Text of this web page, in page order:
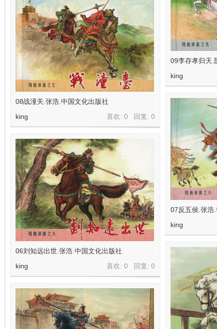
09李存孝归天.
king
08战潼关.张浩.中国文化出版社
喜欢: 0 回复: 0
king
07反五侯.张浩
king
06刘知远出世.张浩.中国文化出版社
喜欢: 0 回复: 0
king